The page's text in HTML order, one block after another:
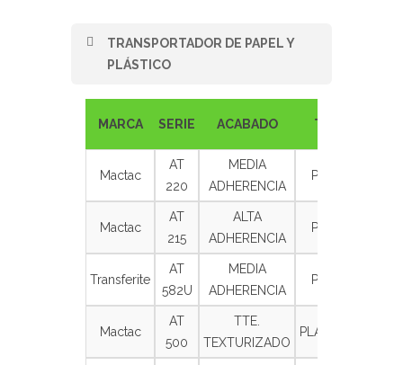
TRANSPORTADOR DE PAPEL Y
PLÁSTICO
MARCA SERIE ACABADO TIPO
Mactac
AT
220
MEDIA
ADHERENCIA
PAPEL
Mactac
AT
215
ALTA
ADHERENCIA
PAPEL
Transferite
AT
582U
MEDIA
ADHERENCIA
PAPEL
Mactac
AT
500
TTE.
TEXTURIZADO
PLÁSTICO